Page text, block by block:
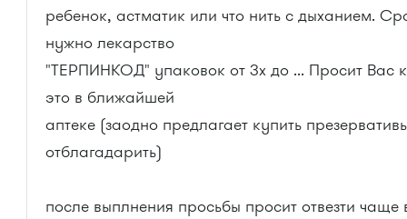
ребенок, астматик или что нить с дыханием.
нужно лекарство
"ТЕРПИНКОД" упаковок от 3х до ... Просит Вас
это в ближайшей
аптеке (заодно предлагает купить
отблагадарить)
после выплнения просьбы просит отвезти чаще